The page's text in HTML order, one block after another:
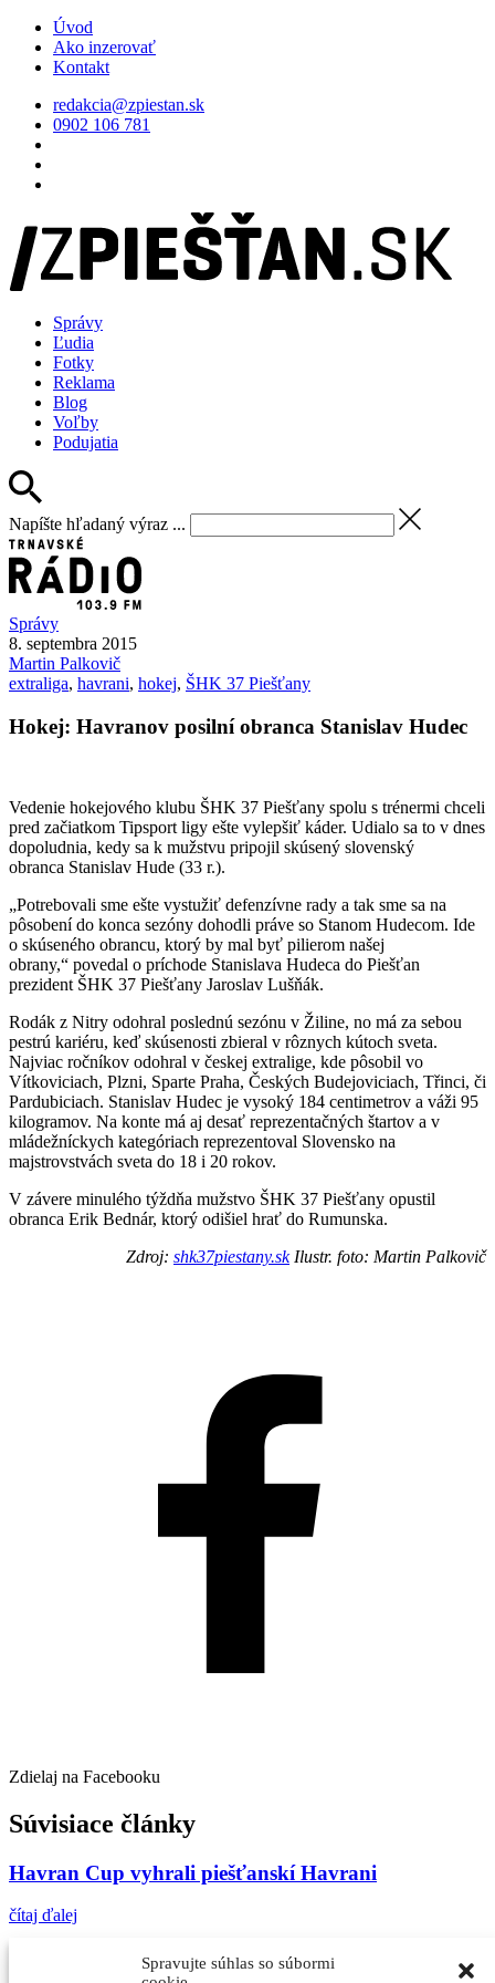
Spravujte súhlas so súbormi
Úvod
Ako inzerovať
Kontakt
redakcia@zpiestan.sk
0902 106 781
Správy
Ľudia
Fotky
Reklama
Blog
Voľby
Podujatia
Napíšte hľadaný výraz ...
Správy
8. septembra 2015
Martin Palkovič
extraliga, havrani, hokej, ŠHK 37 Piešťany
Hokej: Havranov posilní obranca Stanislav Hudec
Vedenie hokejového klubu ŠHK 37 Piešťany spolu s trénermi chceli
pred začiatkom Tipsport ligy ešte vylepšiť káder. Udialo sa to v dnes
dopoludnia, kedy sa k mužstvu pripojil skúsený slovenský
obranca Stanislav Hude (33 r.).
„Potrebovali sme ešte vystužiť defenzívne rady a tak sme sa na
pôsobení do konca sezóny dohodli práve so Stanom Hudecom. Ide
o skúseného obrancu, ktorý by mal byť pilierom našej
obrany,“ povedal o príchode Stanislava Hudeca do Piešťan
prezident ŠHK 37 Piešťany Jaroslav Lušňák.
Rodák z Nitry odohral poslednú sezónu v Žiline, no má za sebou
pestrú kariéru, keď skúsenosti zbieral v rôznych kútoch sveta.
Najviac ročníkov odohral v českej extralige, kde pôsobil vo
Vítkoviciach, Plzni, Sparte Praha, Českých Budejoviciach, Třinci, či
Pardubiciach. Stanislav Hudec je vysoký 184 centimetrov a váži 95
kilogramov. Na konte má aj desať reprezentačných štartov a v
mládežníckych kategóriach reprezentoval Slovensko na
majstrovstvách sveta do 18 i 20 rokov.
V závere minulého týždňa mužstvo ŠHK 37 Piešťany opustil
obranca Erik Bednár, ktorý odišiel hrať do Rumunska.
Zdroj: shk37piestany.skIlustr. foto: Martin Palkovič
Zdielaj na Facebooku
Súvisiace články
Havran Cup vyhrali piešťanskí Havrani
čítaj ďalej
Havrani na hokejovom kempe v Leviaciach